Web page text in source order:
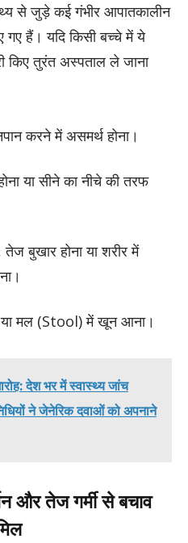
से जुड़े कई गंभीर आपातकालीन
हैं। यदि किसी बच्चे में ये
किए तुरंत अस्पताल ले जाना
करने में असमर्थ होना।
या सीने का नीचे की तरफ
तेज बुखार होना या शरीर में
या मल (Stool) में खून आना।
देश भर में स्वास्थ्य जांच
ने जेनेरिक दवाओं को अपनाने
और तेज गर्मी से बचाव